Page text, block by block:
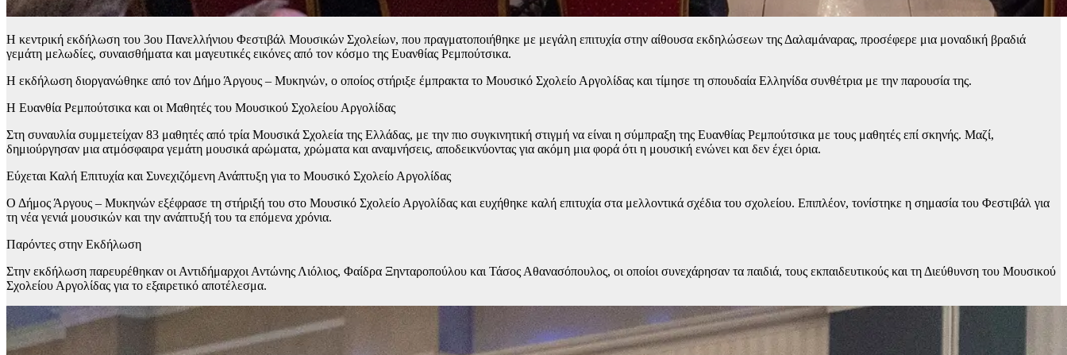
Η κεντρική εκδήλωση του 3ου Πανελλήνιου Φεστιβάλ Μουσικών Σχολείων, που πραγματοποιήθηκε με μεγάλη επιτυχία στην αίθουσα εκδηλώσεων της Δαλαμάναρας, προσέφερε μια μοναδική βραδιά
γεμάτη μελωδίες, συναισθήματα και μαγευτικές εικόνες από τον κόσμο της Ευανθίας Ρεμπούτσικα.
Η εκδήλωση διοργανώθηκε από τον Δήμο Άργους – Μυκηνών, ο οποίος στήριξε έμπρακτα το Μουσικό Σχολείο Αργολίδας και τίμησε τη σπουδαία Ελληνίδα συνθέτρια με την παρουσία της.
Η Ευανθία Ρεμπούτσικα και οι Μαθητές του Μουσικού Σχολείου Αργολίδας
Στη συναυλία συμμετείχαν 83 μαθητές από τρία Μουσικά Σχολεία της Ελλάδας, με την πιο συγκινητική στιγμή να είναι η σύμπραξη της Ευανθίας Ρεμπούτσικα με τους μαθητές επί σκηνής. Μαζί,
δημιούργησαν μια ατμόσφαιρα γεμάτη μουσικά αρώματα, χρώματα και αναμνήσεις, αποδεικνύοντας για ακόμη μια φορά ότι η μουσική ενώνει και δεν έχει όρια.
Εύχεται Καλή Επιτυχία και Συνεχιζόμενη Ανάπτυξη για το Μουσικό Σχολείο Αργολίδας
Ο Δήμος Άργους – Μυκηνών εξέφρασε τη στήριξή του στο Μουσικό Σχολείο Αργολίδας και ευχήθηκε καλή επιτυχία στα μελλοντικά σχέδια του σχολείου. Επιπλέον, τονίστηκε η σημασία του Φεστιβάλ για
τη νέα γενιά μουσικών και την ανάπτυξή του τα επόμενα χρόνια.
Παρόντες στην Εκδήλωση
Στην εκδήλωση παρευρέθηκαν οι Αντιδήμαρχοι Αντώνης Λιόλιος, Φαίδρα Ξηνταροπούλου και Τάσος Αθανασόπουλος, οι οποίοι συνεχάρησαν τα παιδιά, τους εκπαιδευτικούς και τη Διεύθυνση του Μουσικού
Σχολείου Αργολίδας για το εξαιρετικό αποτέλεσμα.